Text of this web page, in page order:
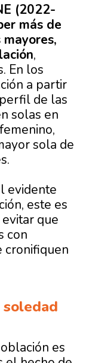
(2022-
más de
,
En los
a partir
de las
solas en
sola de
evidente
este es
que
con
cronifiquen
soledad
es